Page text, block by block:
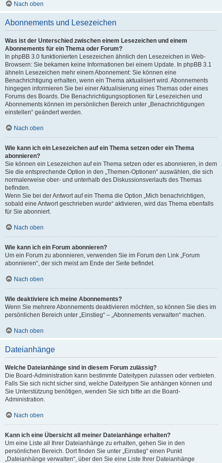
Nach oben
Abonnements und Lesezeichen
Was ist der Unterschied zwischen einem Lesezeichen und einem
Abonnements für ein Thema oder Forum?
In phpBB 3.0 funktionierten Lesezeichen ähnlich den Lesezeichen in Web-
Browsern: Sie bekamen keine Informationen bei einem Update. In phpBB 3.1
ähneln Lesezeichen mehr einem Abonnement: Sie können eine
Benachrichtigung erhalten, wenn ein Thema aktualisiert wird. Abonnements
hingegen informieren Sie bei einer Aktualisierung eines Themas oder eines
Forums des Boards. Die Benachrichtigungsoptionen für Lesezeichen und
Abonnements können im persönlichen Bereich unter „Benachrichtigungen
einstellen“ geändert werden.
Nach oben
Wie kann ich ein Lesezeichen auf ein Thema setzen oder ein Thema
abonnieren?
Sie können ein Lesezeichen auf ein Thema setzen oder es abonnieren, in dem
Sie die entsprechende Option in den „Themen-Optionen“ auswählen, die sich
normalerweise ober- und unterhalb des Diskussionsverlaufs des Themas
befinden.
Wenn Sie bei der Antwort auf ein Thema die Option „Mich benachrichtigen,
sobald eine Antwort geschrieben wurde“ aktivieren, wird das Thema ebenfalls
für Sie abonniert.
Nach oben
Wie kann ich ein Forum abonnieren?
Um ein Forum zu abonnieren, verwenden Sie im Forum den Link „Forum
abonnieren“, der sich meist am Ende der Seite befindet.
Nach oben
Wie deaktiviere ich meine Abonnements?
Wenn Sie mehrere Abonnements deaktivieren möchten, so können Sie dies im
persönlichen Bereich unter „Einstieg“ – „Abonnements verwalten“ machen.
Nach oben
Dateianhänge
Welche Dateianhänge sind in diesem Forum zulässig?
Die Board-Administration kann bestimmte Dateitypen zulassen oder verbieten.
Falls Sie sich nicht sicher sind, welche Dateitypen Sie anhängen können und
Sie Unterstützung benötigen, wenden Sie sich bitte an die Board-
Administration.
Nach oben
Kann ich eine Übersicht all meiner Dateianhänge erhalten?
Um eine Liste all Ihrer Dateianhänge zu erhalten, gehen Sie in den
persönlichen Bereich. Dort finden Sie unter „Einstieg“ einen Punkt
„Dateianhänge verwalten“, über den Sie eine Liste Ihrer Dateianhänge